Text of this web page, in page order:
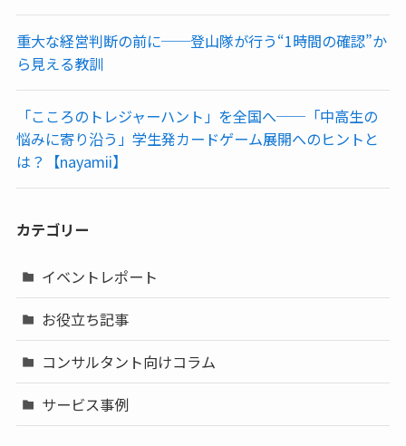
重大な経営判断の前に──登山隊が行う“1時間の確認”か
ら見える教訓
「こころのトレジャーハント」を全国へ──「中高生の
悩みに寄り沿う」学生発カードゲーム展開へのヒントと
は？【nayamii】
カテゴリー
イベントレポート
お役立ち記事
コンサルタント向けコラム
サービス事例